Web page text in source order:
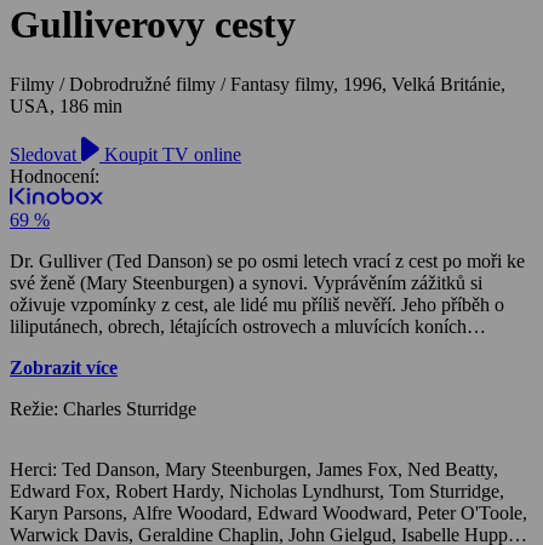
Gulliverovy cesty
Filmy / Dobrodružné filmy / Fantasy filmy, 1996, Velká Británie,
USA, 186 min
Sledovat
Koupit TV online
Hodnocení:
69 %
Dr. Gulliver (Ted Danson) se po osmi letech vrací z cest po moři ke
své ženě (Mary Steenburgen) a synovi. Vyprávěním zážitků si
oživuje vzpomínky z cest, ale lidé mu příliš nevěří. Jeho příběh o
liliputánech, obrech, létajících ostrovech a mluvících koních
práce dokázat všem, že mluví pravdu. Po tak dlouhém odloučení
Zobrazit více
Režie: Charles Sturridge
Herci: Ted Danson, Mary Steenburgen, James Fox, Ned Beatty,
Edward Fox, Robert Hardy, Nicholas Lyndhurst, Tom Sturridge,
Karyn Parsons, Alfre Woodard, Edward Woodward, Peter O'Toole,
Warwick Davis, Geraldine Chaplin, John Gielgud, Isabelle Huppert,